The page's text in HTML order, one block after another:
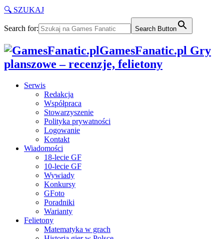
🔍 SZUKAJ
Search for: Search Button
GamesFanatic.pl Gry
planszowe – recenzje, felietony
Serwis
Redakcja
Współpraca
Stowarzyszenie
Polityka prywatności
Logowanie
Kontakt
Wiadomości
18-lecie GF
10-lecie GF
Wywiady
Konkursy
GFoto
Poradniki
Warianty
Felietony
Matematyka w grach